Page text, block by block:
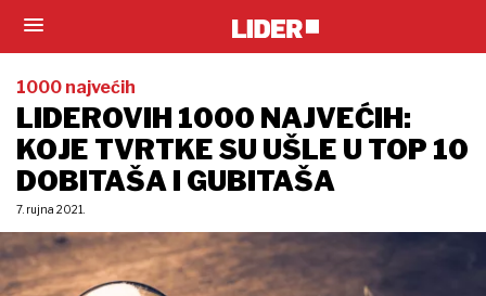
1000 najvećih
LIDEROVIH 1000 NAJVEĆIH:
KOJE TVRTKE SU UŠLE U TOP 10
DOBITAŠA I GUBITAŠA
7. rujna 2021.